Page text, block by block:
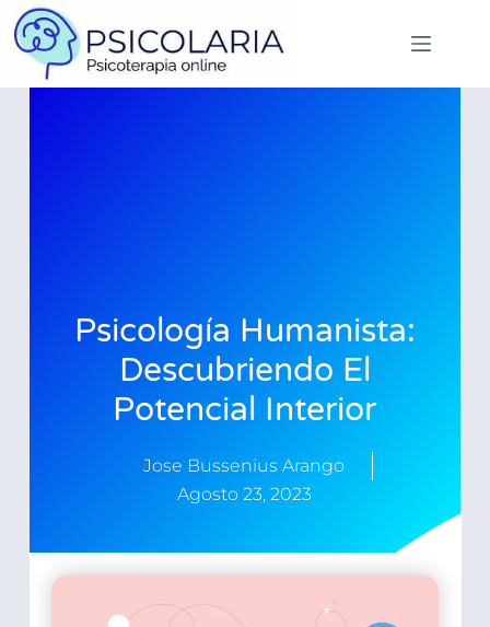
Psicología Humanista:
Descubriendo El
Potencial Interior
Jose Bussenius Arango
Agosto 23, 2023